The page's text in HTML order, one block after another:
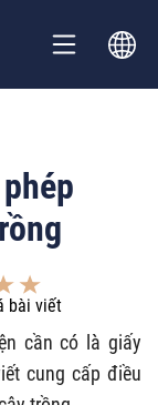
bài viết
cần có là giấy
cung cấp điều